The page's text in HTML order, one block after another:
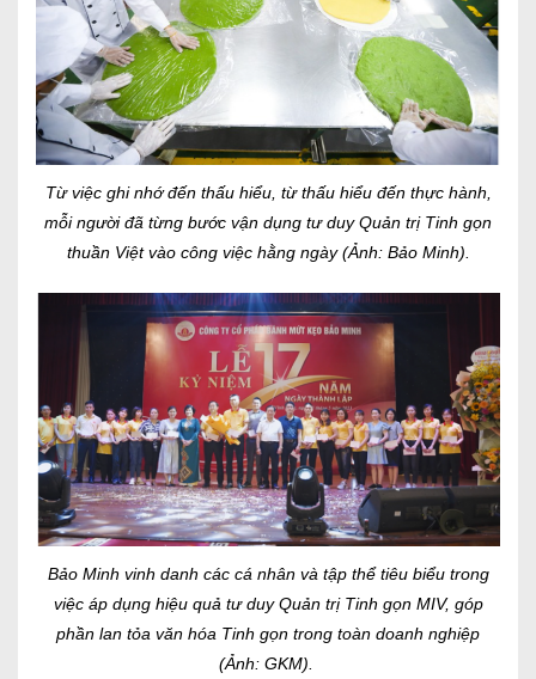
Từ việc ghi nhớ đến thấu hiểu, từ thấu hiểu đến thực hành,
mỗi người đã từng bước vận dụng tư duy Quản trị Tinh gọn
thuần Việt vào công việc hằng ngày (Ảnh: Bảo Minh).
Bảo Minh vinh danh các cá nhân và tập thể tiêu biểu trong
việc áp dụng hiệu quả tư duy Quản trị Tinh gọn MIV, góp
phần lan tỏa văn hóa Tinh gọn trong toàn doanh nghiệp
(Ảnh: GKM).